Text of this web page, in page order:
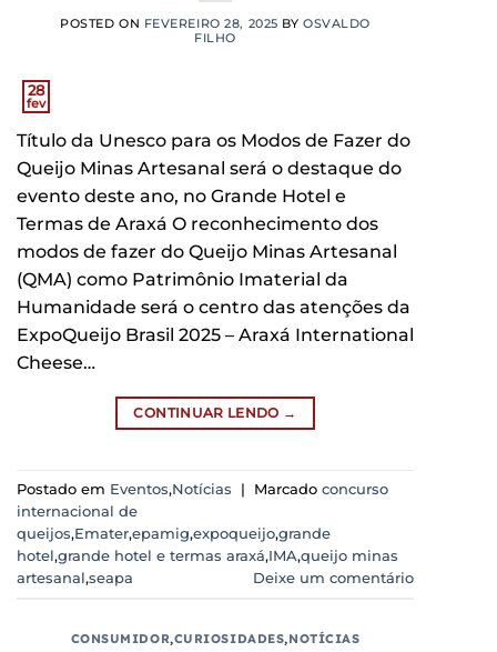
POSTED ON FEVEREIRO 28, 2025 BYOSVALDO
FILHO
28
fev
Título da Unesco para os Modos de Fazer do
Queijo Minas Artesanal será o destaque do
evento deste ano, no Grande Hotel e
Termas de Araxá O reconhecimento dos
modos de fazer do Queijo Minas Artesanal
(QMA) como Patrimônio Imaterial da
Humanidade será o centro das atenções da
ExpoQueijo Brasil 2025 – Araxá International
Cheese…
CONTINUAR LENDO →
Postado em Eventos,Notícias | Marcado concurso
internacional de
queijos,Emater,epamig,expoqueijo,grande
hotel,grande hotel e termas araxá,IMA,queijo minas
artesanal,seapa Deixe um comentário
CONSUMIDOR,CURIOSIDADES,NOTÍCIAS